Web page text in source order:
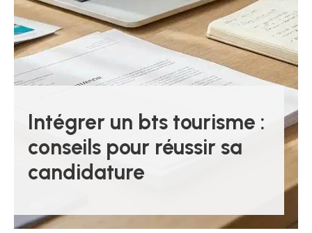
Intégrer un bts tourisme :
conseils pour réussir sa
candidature